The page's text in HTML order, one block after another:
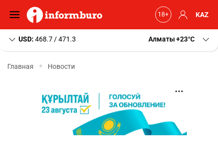
KAZ
USD: 468.7 / 471.3 Алматы+23 C
Главная Новости